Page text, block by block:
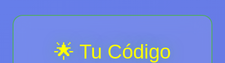
🌟 Tu Código